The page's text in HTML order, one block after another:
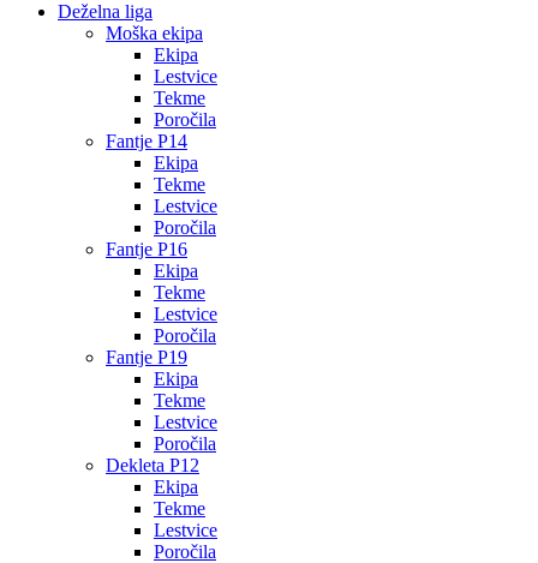
Deželna liga
Moška ekipa
Ekipa
Lestvice
Tekme
Poročila
Fantje P14
Ekipa
Tekme
Lestvice
Poročila
Fantje P16
Ekipa
Tekme
Lestvice
Poročila
Fantje P19
Ekipa
Tekme
Lestvice
Poročila
Dekleta P12
Ekipa
Tekme
Lestvice
Poročila